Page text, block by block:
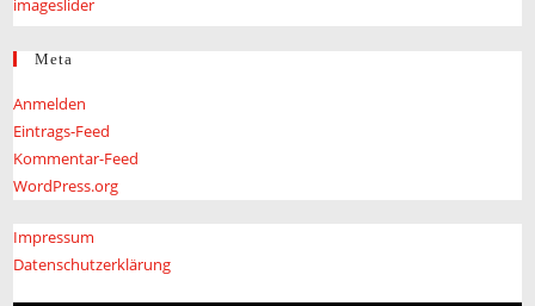
imageslider
Meta
Anmelden
Eintrags-Feed
Kommentar-Feed
WordPress.org
Impressum
Datenschutzerklärung